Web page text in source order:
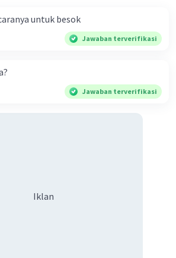
untuk besok
Jawaban terverifikasi
Jawaban terverifikasi
Iklan